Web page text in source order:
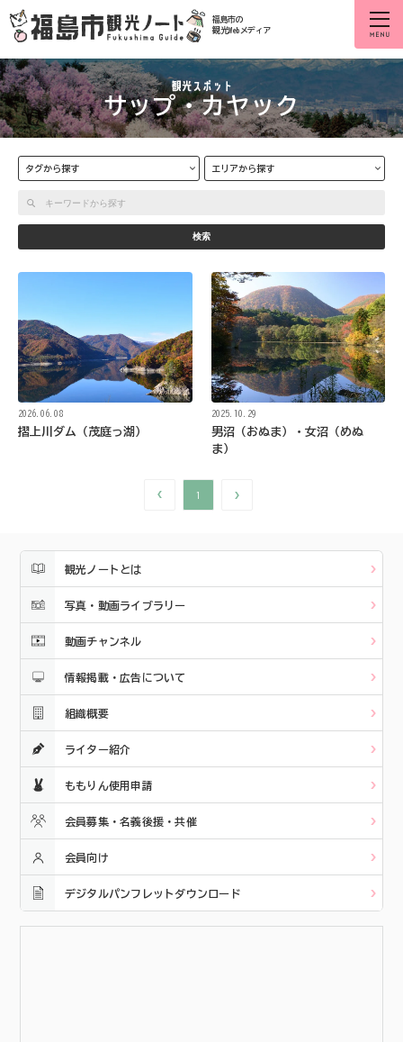
福島市の
観光Webメディア
サップ・カヤック
タグから探す エリアから探す
検索
2026.06.08
摺上川ダム（茂庭っ湖）
2025.10.29
男沼（おぬま）・女沼（めぬ
ま）
1
観光ノートとは
写真・動画ライブラリー
動画チャンネル
情報掲載・広告について
組織概要
ライター紹介
ももりん使用申請
会員募集・名義後援・共催
会員向け
デジタルパンフレットダウンロード